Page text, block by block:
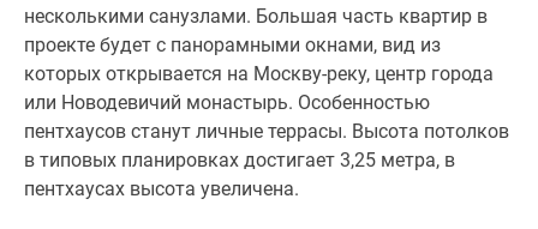
объединит
здания
между
собой.
Внутри
жилого
несколькими санузлами. Большая часть квартир в
проекте будет с панорамными окнами, вид из
которых открывается на Москву-реку, центр города
или Новодевичий монастырь. Особенностью
пентхаусов станут личные террасы. Высота потолков
в типовых планировках достигает 3,25 метра, в
пентхаусах высота увеличена.